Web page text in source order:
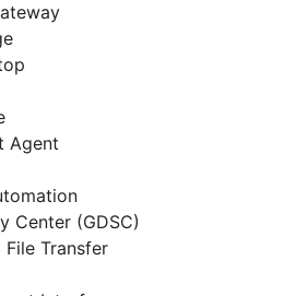
Agent
Center (GDSC)
Transfer